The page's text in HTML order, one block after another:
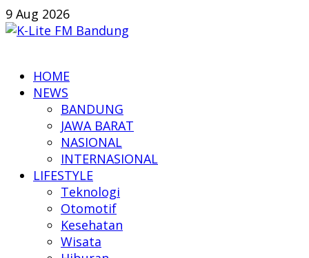
Skip
to
9 Aug 2026
Lite
Bandung
News
HOME
NEWS
BANDUNG
JAWA BARAT
NASIONAL
INTERNASIONAL
LIFESTYLE
Teknologi
Otomotif
Kesehatan
Wisata